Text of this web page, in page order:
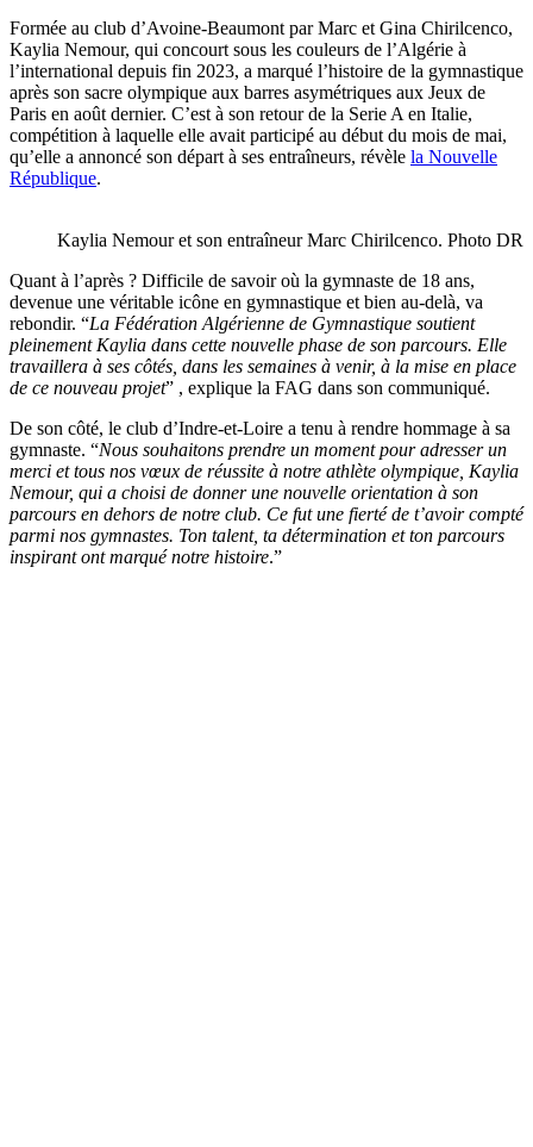
Formée au club d’Avoine-Beaumont par Marc et Gina Chirilcenco,
Kaylia Nemour, qui concourt sous les couleurs de l’Algérie à
l’international depuis fin 2023, a marqué l’histoire de la gymnastique
après son sacre olympique aux barres asymétriques aux Jeux de
Paris en août dernier. C’est à son retour de la Serie A en Italie,
compétition à laquelle elle avait participé au début du mois de mai,
qu’elle a annoncé son départ à ses entraîneurs, révèle la Nouvelle
République.
Kaylia Nemour et son entraîneur Marc Chirilcenco. Photo DR
Quant à l’après ? Difficile de savoir où la gymnaste de 18 ans,
devenue une véritable icône en gymnastique et bien au-delà, va
rebondir. “La Fédération Algérienne de Gymnastique soutient
pleinement Kaylia dans cette nouvelle phase de son parcours. Elle
travaillera à ses côtés, dans les semaines à venir, à la mise en place
de ce nouveau projet” , explique la FAG dans son communiqué.
De son côté, le club d’Indre-et-Loire a tenu à rendre hommage à sa
gymnaste. “Nous souhaitons prendre un moment pour adresser un
merci et tous nos vœux de réussite à notre athlète olympique, Kaylia
Nemour, qui a choisi de donner une nouvelle orientation à son
parcours en dehors de notre club. Ce fut une fierté de t’avoir compté
parmi nos gymnastes. Ton talent, ta détermination et ton parcours
inspirant ont marqué notre histoire.”